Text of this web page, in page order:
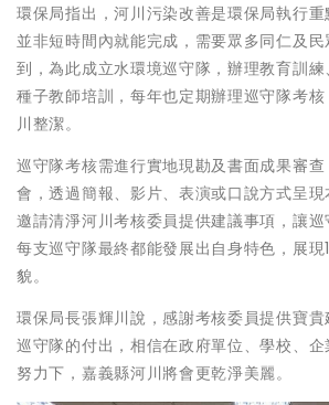
環保局指出，河川污染改善是環保局執行
並非短時間內就能完成，需要眾多同仁及
到，為此成立水環境巡守隊，辦理教育訓
種子教師培訓，每年也定期辦理巡守隊考
川整潔。
巡守隊考核需進行實地現勘及書面成果審
會，透過簡報、影片、表演或口說方式呈
邀請清淨河川考核委員提供建議事項，讓
每支巡守隊最終都能發展出自身特色，展現
貌。
環保局長張輝川說，感謝考核委員提供寶
巡守隊的付出，相信在政府單位、學校、
努力下，嘉義縣河川將會更乾淨美麗。